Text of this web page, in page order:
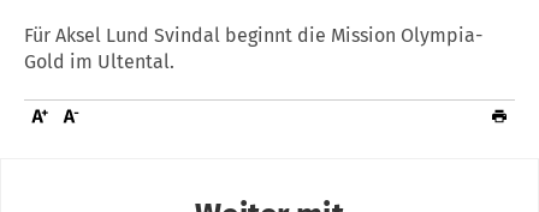
Für Aksel Lund Svindal beginnt die Mission Olympia-
Gold im Ultental.